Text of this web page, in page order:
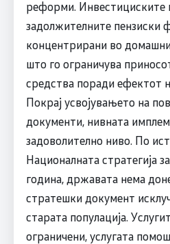
реформи. Инвестициските
задолжителните пензиски
концентрирани во
што го ограничува
средства поради ефектот
Покрај усвојувањето на
документи, нивната
задоволително ниво. По
Националната стратегија
година, државата нема
стратешки документ
старата популација.
ограничени, услугата